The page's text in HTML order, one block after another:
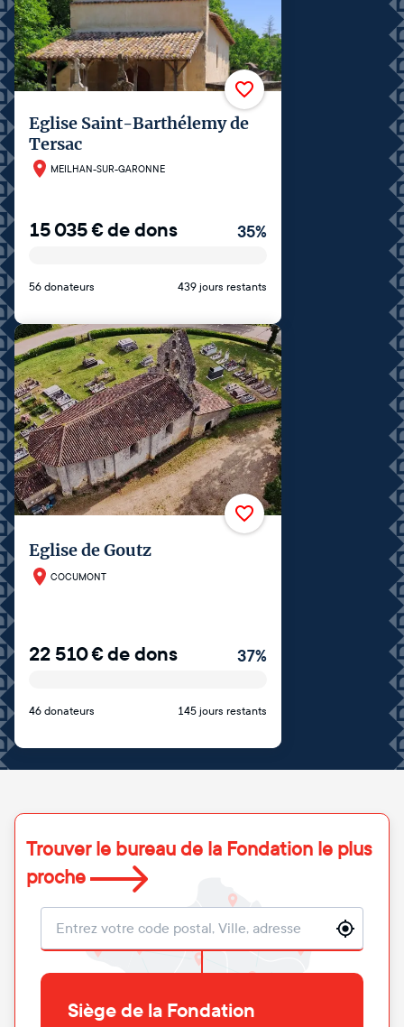
Eglise Saint-Barthélemy de
Tersac
MEILHAN-SUR-GARONNE
15 035€de dons 35%
56 donateurs 439 jours restants
Eglise de Goutz
COCUMONT
22 510€de dons 37%
46 donateurs 145 jours restants
Trouver le bureau de la Fondation le plus
proche
Localisation
Siège de la Fondation